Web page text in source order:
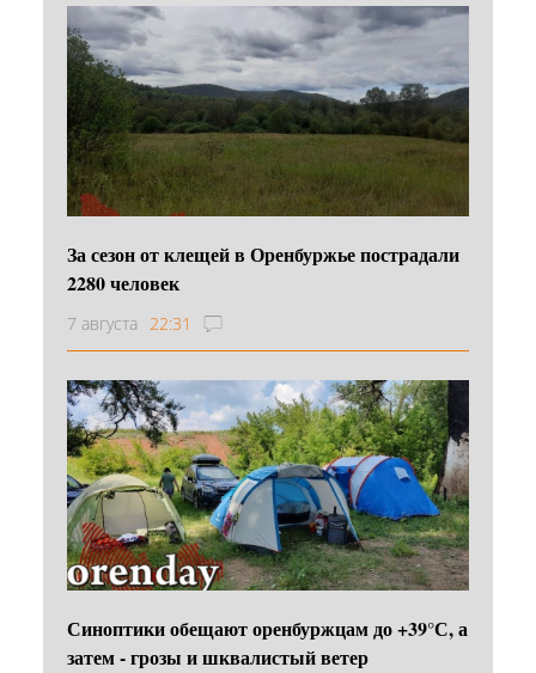
За сезон от клещей в Оренбуржье пострадали
2280 человек
7 августа 22:31
Синоптики обещают оренбуржцам до +39°С, а
затем - грозы и шквалистый ветер